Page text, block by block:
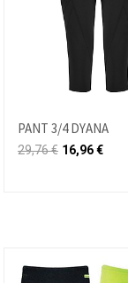
PANT 3/4 DYANA
29,76€ 16,96€